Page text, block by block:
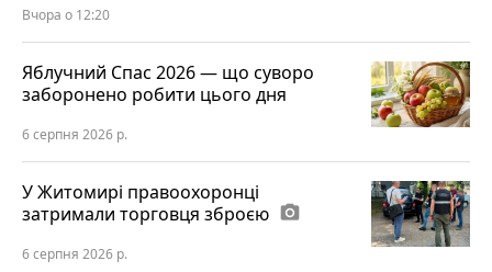
Вчора о 12:20
Яблучний Спас 2026 — що суворо
заборонено робити цього дня
6 серпня 2026 р.
У Житомирі правоохоронці
затримали торговця зброєю photo_camera
6 серпня 2026 р.